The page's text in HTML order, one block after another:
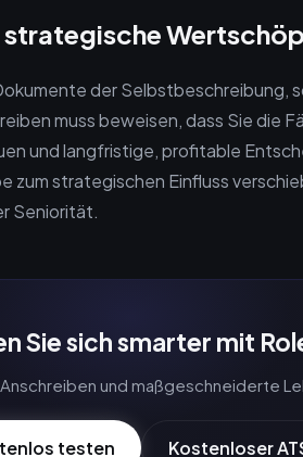
strategische
der Selbstbeschreibung,
muss beweisen, dass Sie die
und langfristige, profitable
zum strategischen Einfluss
Seniorität.
Sie sich smarter mit
und maßgeschneiderte
testen Kostenloser